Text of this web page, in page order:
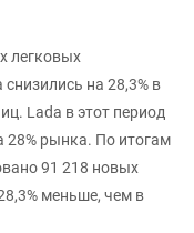
легковых
на 28,3% в
Lada в этот период
28% рынка. По итогам
91 218 новых
меньше, чем в